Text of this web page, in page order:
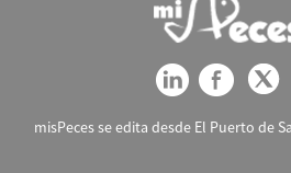
misPeces se edita desde El Puerto de